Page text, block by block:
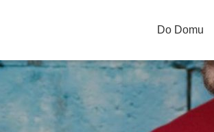
Do Domu